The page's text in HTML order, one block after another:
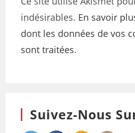
indésirables. En savoir
dont les données de vos
sont traitées.
Suivez-Nous